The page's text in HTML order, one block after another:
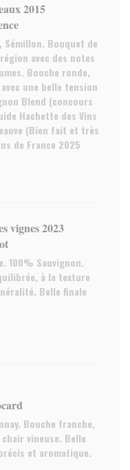
2015
Sémillon. Bouquet de
avec des notes
Bouche ronde,
une belle tension
Blend (concours
Hachette des Vins
(Bien fait et très
de France 2025
vignes 2023
100% Sauvignon.
à la texture
Belle finale
Bouche franche,
vineuse. Belle
et aromatique.